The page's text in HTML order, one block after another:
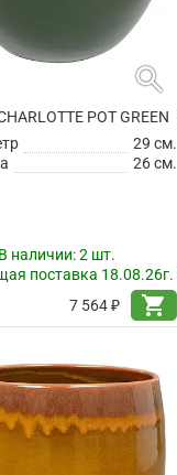
search
POT GREEN
29 см.
26 см.
наличии:2 шт.
поставка 18.08.26г.
7 564 ₽
shopping_cart